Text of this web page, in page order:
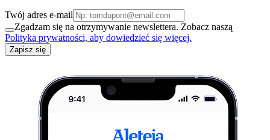
Twój adres e-mail
Zgadzam się na otrzymywanie newslettera. Zobacz naszą
Polityka prywatności, aby dowiedzieć się więcej.
Zapisz się